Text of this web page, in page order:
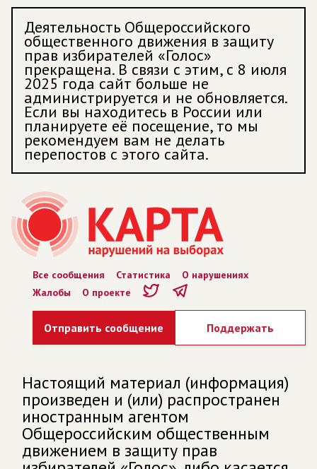
Деятельность Общероссийского
общественного движения в защиту
прав избирателей «Голос»
прекращена. В связи с этим, с 8 июля
2025 года сайт больше не
администрируется и не обновляется.
Если вы находитесь в России или
планируете её посещение, то мы
рекомендуем вам не делать
перепостов с этого сайта.
Все сообщения Статистика
О нарушениях
Жалобы
О проекте
Отправить сообщение Поддержать
Настоящий материал (информация)
произведен и (или) распространен
иностранным агентом
Общероссийским общественным
движением в защиту прав